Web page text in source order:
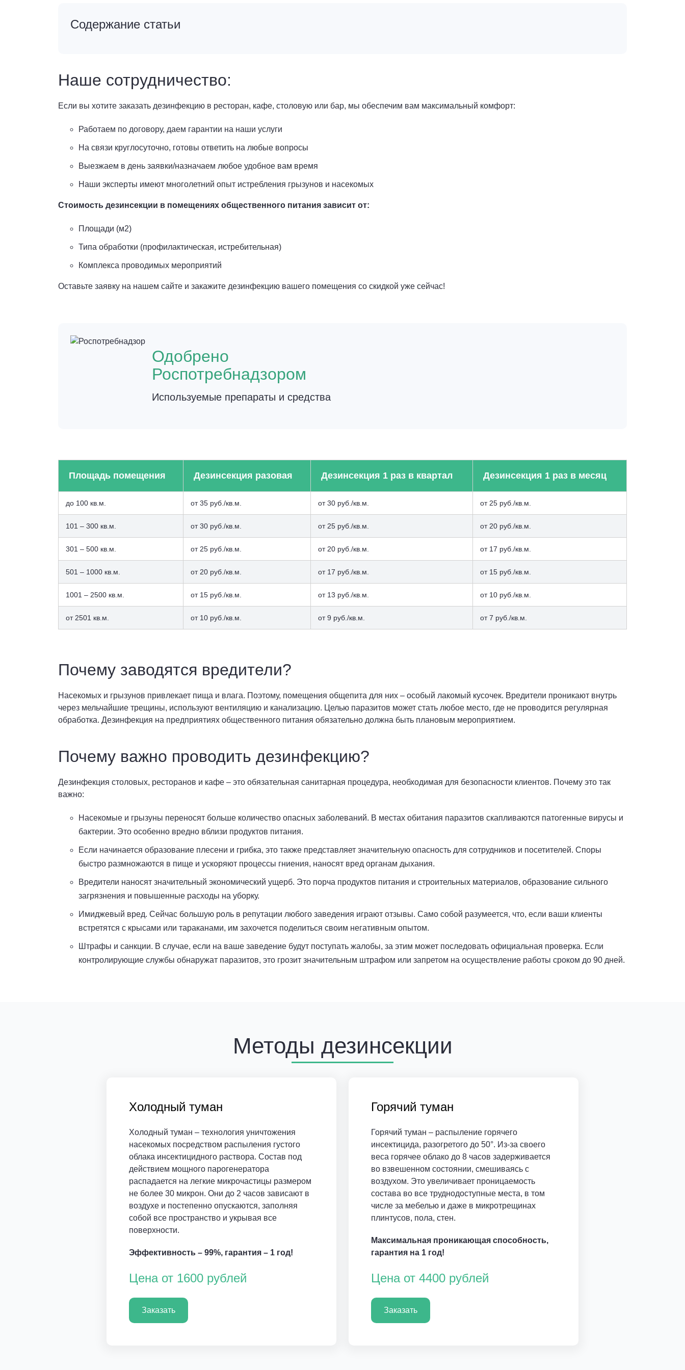
Содержание статьи
Наше сотрудничество:
Если вы хотите заказать дезинфекцию в ресторан, кафе, столовую или бар, мы обеспечим вам максимальный комфорт:
Работаем по договору, даем гарантии на наши услуги
На связи круглосуточно, готовы ответить на любые вопросы
Выезжаем в день заявки/назначаем любое удобное вам время
Наши эксперты имеют многолетний опыт истребления грызунов и насекомых
Стоимость дезинсекции в помещениях общественного питания зависит от:
Площади (м2)
Типа обработки (профилактическая, истребительная)
Комплекса проводимых мероприятий
Оставьте заявку на нашем сайте и закажите дезинфекцию вашего помещения со скидкой уже сейчас!
Одобрено
Роспотребнадзором
Используемые препараты и средства
Площадь помещения Дезинсекция разовая Дезинсекция 1 раз в квартал Дезинсекция 1 раз в месяц
до 100 кв.м. от 35 руб./кв.м. от 30 руб./кв.м. от 25 руб./кв.м.
101 – 300 кв.м. от 30 руб./кв.м. от 25 руб./кв.м. от 20 руб./кв.м.
301 – 500 кв.м. от 25 руб./кв.м. от 20 руб./кв.м. от 17 руб./кв.м.
501 – 1000 кв.м. от 20 руб./кв.м. от 17 руб./кв.м. от 15 руб./кв.м.
1001 – 2500 кв.м. от 15 руб./кв.м. от 13 руб./кв.м. от 10 руб./кв.м.
от 2501 кв.м. от 10 руб./кв.м. от 9 руб./кв.м. от 7 руб./кв.м.
Почему заводятся вредители?
Насекомых и грызунов привлекает пища и влага. Поэтому, помещения общепита для них – особый лакомый кусочек. Вредители проникают внутрь
через мельчайшие трещины, используют вентиляцию и канализацию. Целью паразитов может стать любое место, где не проводится регулярная
обработка. Дезинфекция на предприятиях общественного питания обязательно должна быть плановым мероприятием.
Почему важно проводить дезинфекцию?
Дезинфекция столовых, ресторанов и кафе – это обязательная санитарная процедура, необходимая для безопасности клиентов. Почему это так
важно:
Насекомые и грызуны переносят больше количество опасных заболеваний. В местах обитания паразитов скапливаются патогенные вирусы и
бактерии. Это особенно вредно вблизи продуктов питания.
Если начинается образование плесени и грибка, это также представляет значительную опасность для сотрудников и посетителей. Споры
быстро размножаются в пище и ускоряют процессы гниения, наносят вред органам дыхания.
Вредители наносят значительный экономический ущерб. Это порча продуктов питания и строительных материалов, образование сильного
загрязнения и повышенные расходы на уборку.
Имиджевый вред. Сейчас большую роль в репутации любого заведения играют отзывы. Само собой разумеется, что, если ваши клиенты
встретятся с крысами или тараканами, им захочется поделиться своим негативным опытом.
Штрафы и санкции. В случае, если на ваше заведение будут поступать жалобы, за этим может последовать официальная проверка. Если
контролирующие службы обнаружат паразитов, это грозит значительным штрафом или запретом на осуществление работы сроком до 90 дней.
Методы дезинсекции
Холодный туман
Холодный туман – технология уничтожения
насекомых посредством распыления густого
облака инсектицидного раствора. Состав под
действием мощного парогенератора
распадается на легкие микрочастицы размером
не более 30 микрон. Они до 2 часов зависают в
воздухе и постепенно опускаются, заполняя
собой все пространство и укрывая все
поверхности.
Эффективность – 99%, гарантия – 1 год!
Цена от 1600 рублей
Заказать
Горячий туман
Горячий туман – распыление горячего
инсектицида, разогретого до 50°. Из-за своего
веса горячее облако до 8 часов задерживается
во взвешенном состоянии, смешиваясь с
воздухом. Это увеличивает проницаемость
состава во все труднодоступные места, в том
числе за мебелью и даже в микротрещинах
плинтусов, пола, стен.
Максимальная проникающая способность,
гарантия на 1 год!
Цена от 4400 рублей
Заказать